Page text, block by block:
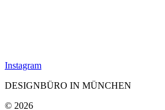
Instagram
DESIGNBÜRO IN MÜNCHEN
© 2026